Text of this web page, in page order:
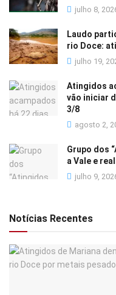
julho 8,
Laudo
rio Doce:
julho 19,
Atingidos
vão iniciar
3/8
agosto 2,
Grupo dos
a Vale e
julho 9,
Notícias Recentes